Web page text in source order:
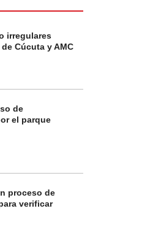
irregulares
Cúcuta y AMC
de
el parque
proceso de
verificar